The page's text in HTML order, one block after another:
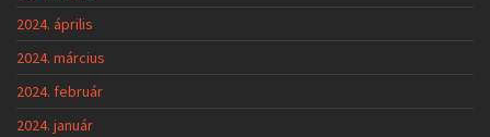
2024. április
2024. március
2024. február
2024. január